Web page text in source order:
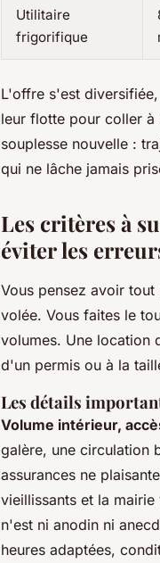
Utilitaire
frigorifique
L'offre s'est
leur flotte pour coller à
souplesse nouvelle :
qui ne lâche jamais
Les critères à
éviter les
Vous pensez avoir
volée. Vous faites le
volumes. Une location
d'un permis ou à la
Les détails
Volume intérieur,
galère, une circulation
assurances ne
vieillissants et la
n'est ni anodin ni
heures adaptées,